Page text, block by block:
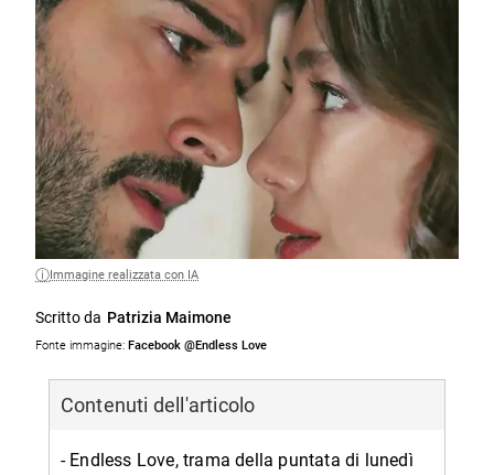
Immagine realizzata con IA
Scritto da Patrizia Maimone
Fonte immagine: Facebook @Endless Love
Contenuti dell'articolo
- Endless Love, trama della puntata di lunedì